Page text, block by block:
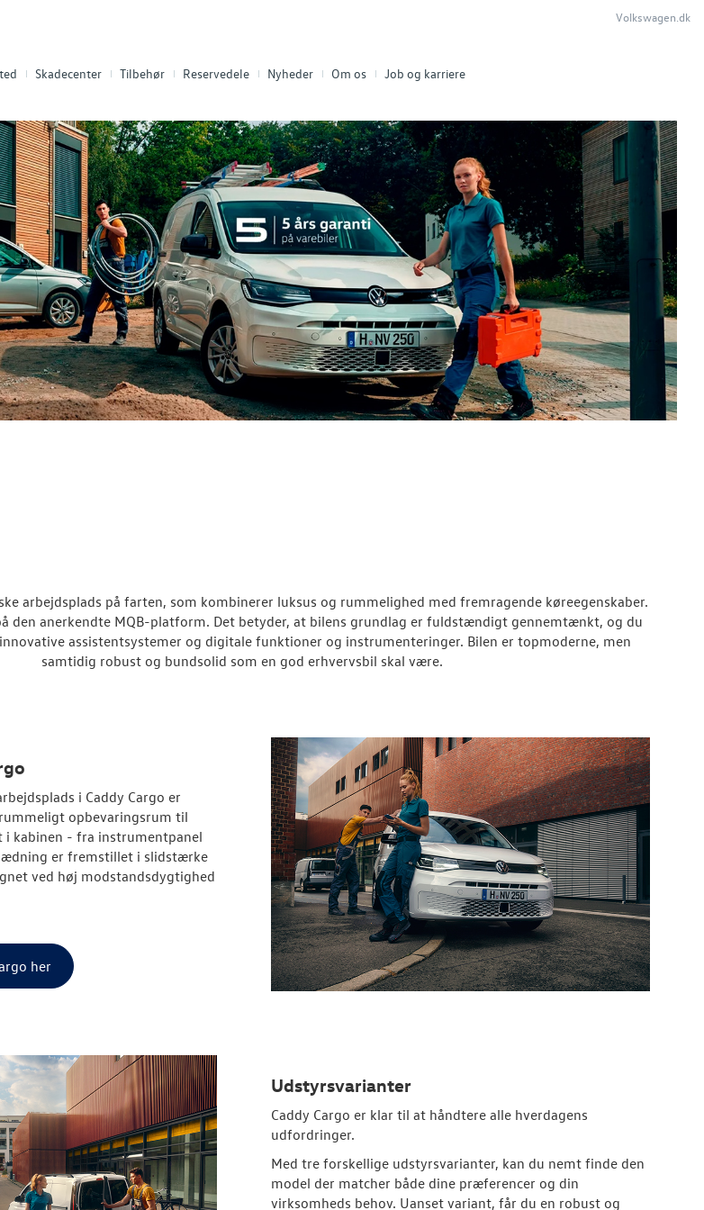
Skadecenter Tilbehør Reservedele Nyheder Om os Job og karriere
Volkswagen.dk
arbejdsplads på farten, som kombinerer luksus og rummelighed med fremragende køreegenskaber.
den anerkendte MQB-platform. Det betyder, at bilens grundlag er fuldstændigt gennemtænkt, og du
assistentsystemer og digitale funktioner og instrumenteringer. Bilen er topmoderne, men
samtidig robust og bundsolid som en god erhvervsbil skal være.
i Caddy Cargo er
opbevaringsrum til
i kabinen - fra instrumentpanel
er fremstillet i slidstærke
ved høj modstandsdygtighed
her
Udstyrsvarianter
Caddy Cargo er klar til at håndtere alle hverdagens
udfordringer.
Med tre forskellige udstyrsvarianter, kan du nemt finde den
model der matcher både dine præferencer og din
virksomheds behov. Uanset variant, får du en robust og